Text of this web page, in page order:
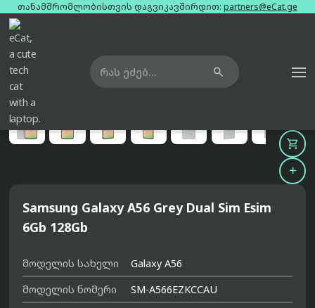
თანამშრომლობისთვის დაგვიკავშირდით: partners@eCat.ge

მთავარი ტელეფონები

Samsung Galaxy A56 Grey Dual Sim Esim
6Gb 128Gb
მოდელის სახელი
Galaxy A56
მოდელის ნომერი
SM-A566EZKCCAU

